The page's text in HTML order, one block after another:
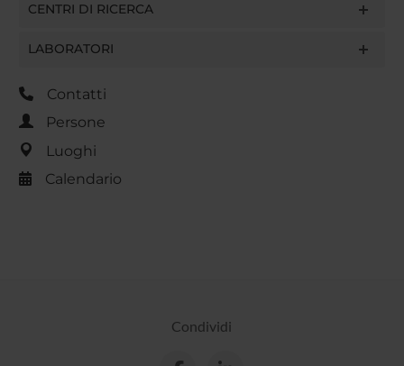
CENTRI DI RICERCA
LABORATORI
Contatti
Persone
Luoghi
Calendario
Condividi